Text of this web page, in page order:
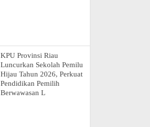
KPU Provinsi Riau
Luncurkan Sekolah Pemilu
Hijau Tahun 2026, Perkuat
Pendidikan Pemilih
Berwawasan L